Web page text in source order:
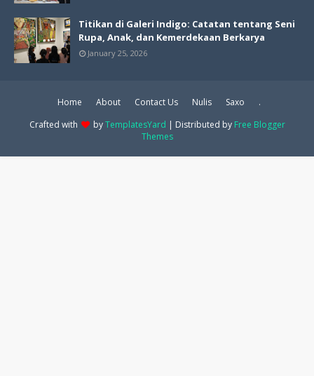
Titikan di Galeri Indigo: Catatan tentang Seni
Rupa, Anak, dan Kemerdekaan Berkarya
January 25, 2026
Home About Contact Us Nulis Saxo
.
Crafted with
byTemplatesYard | Distributed by Free Blogger
Themes